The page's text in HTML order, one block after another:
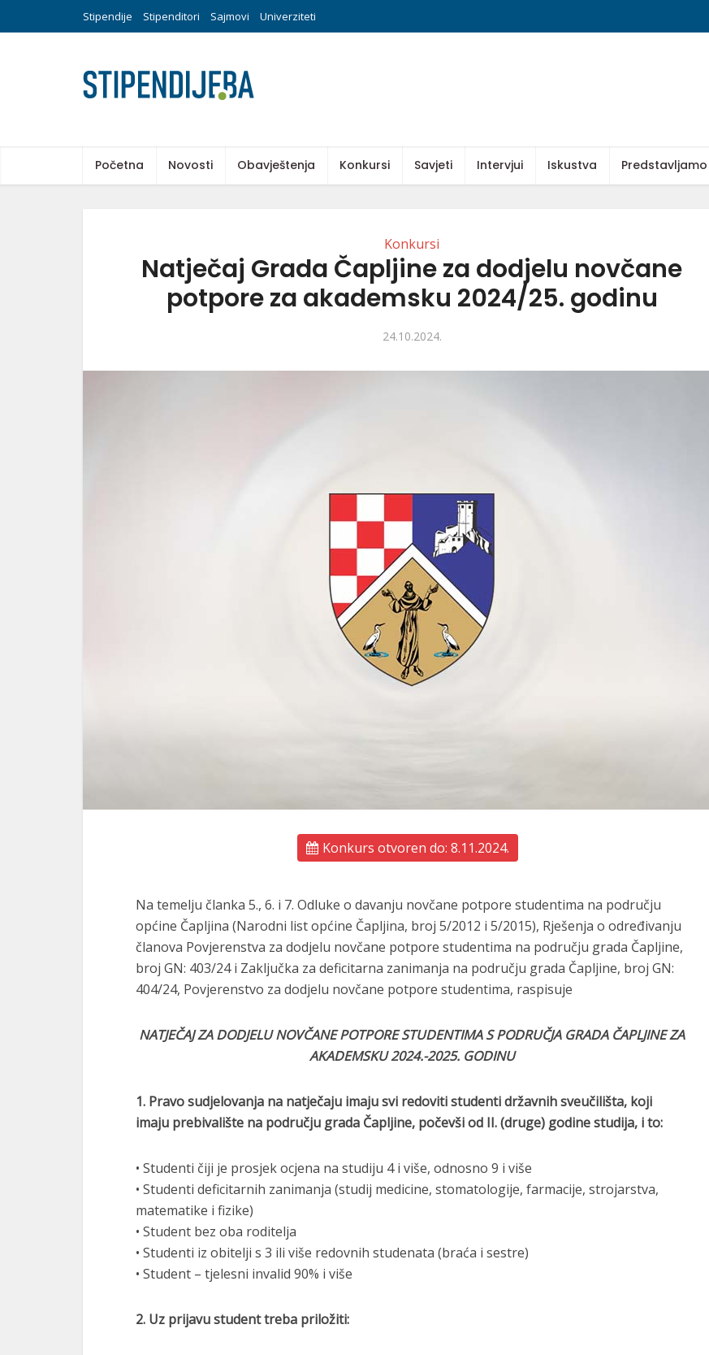
Stipendije Stipenditori Sajmovi Univerziteti
Početna Novosti Obavještenja Konkursi Savjeti Intervjui Iskustva Predstavljamo
Konkursi
Natječaj Grada Čapljine za dodjelu novčane
potpore za akademsku 2024/25. godinu
24.10.2024.
Konkurs otvoren do: 8.11.2024.
Na temelju članka 5., 6. i 7. Odluke o davanju novčane potpore studentima na području
općine Čapljina (Narodni list općine Čapljina, broj 5/2012 i 5/2015), Rješenja o određivanju
članova Povjerenstva za dodjelu novčane potpore studentima na području grada Čapljine,
broj GN: 403/24 i Zaključka za deficitarna zanimanja na području grada Čapljine, broj GN:
404/24, Povjerenstvo za dodjelu novčane potpore studentima, raspisuje
NATJEČAJ ZA DODJELU NOVČANE POTPORE STUDENTIMA S PODRUČJA GRADA ČAPLJINE ZA
AKADEMSKU 2024.-2025. GODINU
1. Pravo sudjelovanja na natječaju imaju svi redoviti studenti državnih sveučilišta, koji
imaju prebivalište na području grada Čapljine, počevši od II. (druge) godine studija, i to:
• Studenti čiji je prosjek ocjena na studiju 4 i više, odnosno 9 i više
• Studenti deficitarnih zanimanja (studij medicine, stomatologije, farmacije, strojarstva,
matematike i fizike)
• Student bez oba roditelja
• Studenti iz obitelji s 3 ili više redovnih studenata (braća i sestre)
• Student – tjelesni invalid 90% i više
2. Uz prijavu student treba priložiti: